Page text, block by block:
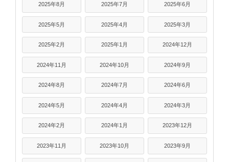
2025年8月 2025年7月 2025年6月
2025年5月 2025年4月 2025年3月
2025年2月 2025年1月 2024年12月
2024年11月 2024年10月 2024年9月
2024年8月 2024年7月 2024年6月
2024年5月 2024年4月 2024年3月
2024年2月 2024年1月 2023年12月
2023年11月 2023年10月 2023年9月